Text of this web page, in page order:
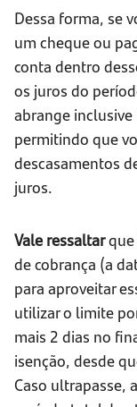
Dessa forma, se
um cheque ou
conta dentro
os juros do
abrange
permitindo que
descasamentos
juros.
Vale ressaltarque
de cobrança (a
para aproveitar
utilizar o limite
mais 2 dias no
isenção, desde
Caso ultrapasse,